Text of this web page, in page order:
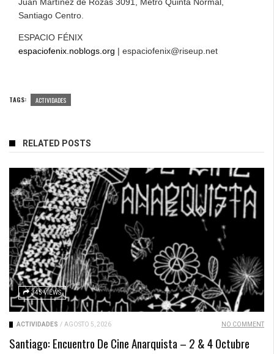
Santiago Centro.
ESPACIO FÉNIX
espaciofenix.noblogs.org | espaciofenix@riseup.net
TAGS: ACTIVIDADES
RELATED POSTS
345 VIEWS
ACTIVIDADES / AGOSTO 5, 2026 NO COMMENT
Santiago: Encuentro De Cine Anarquista – 2 & 4 Octubre